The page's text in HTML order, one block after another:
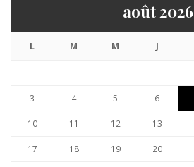
août 2026
L M M J
3 4 5 6
10 11 12 13
17 18 19 20